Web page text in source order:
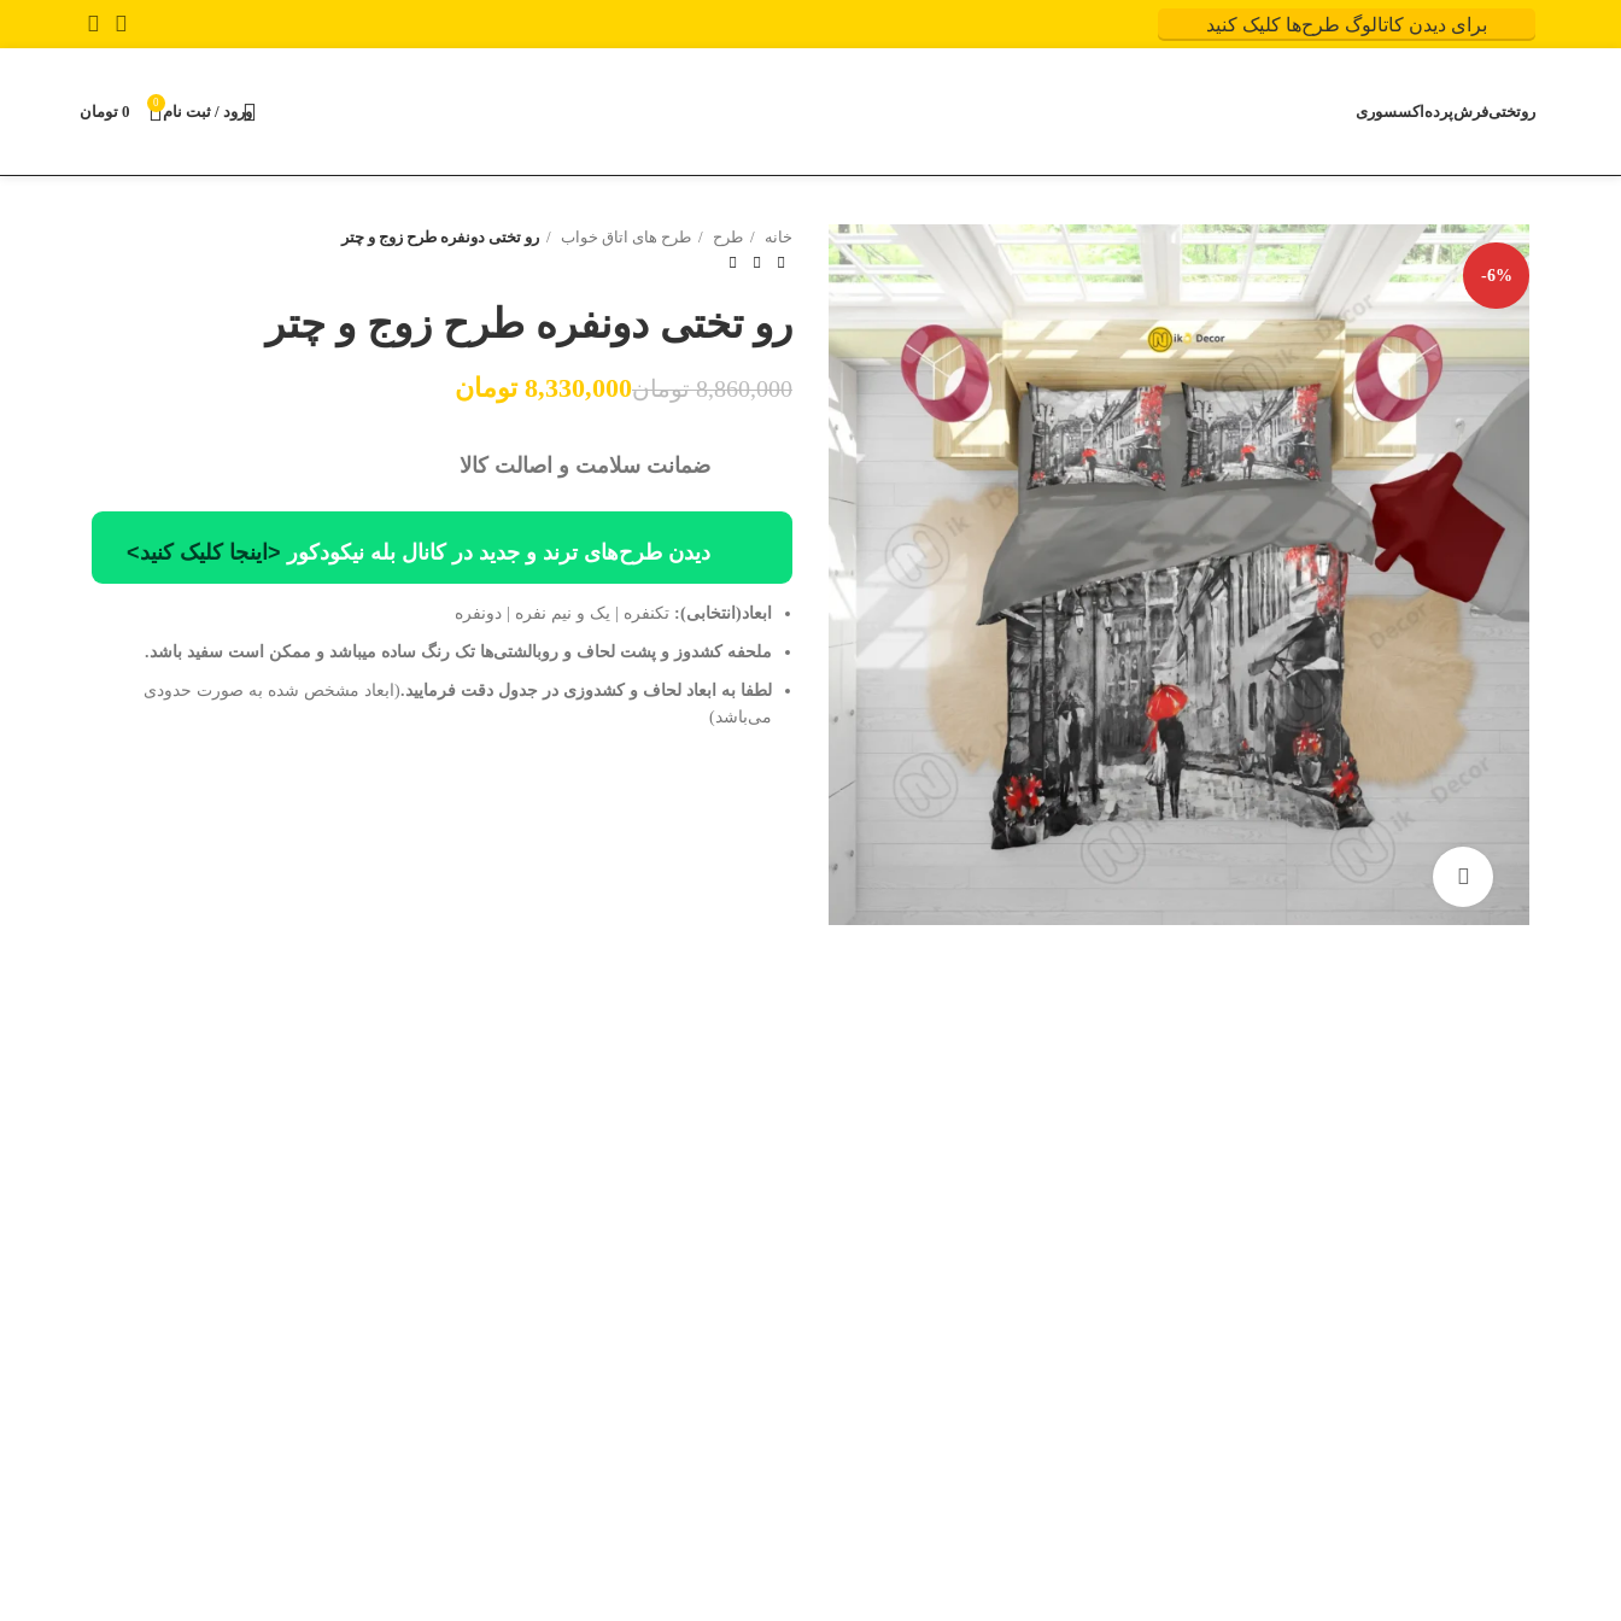
برای دیدن کاتالوگ طرح‌ها کلیک کنید
روتختیفرشپرده اکسسوری ورود / ثبت نام
0
0 تومان
-6%
برای بزرگنمایی کلیک کنید
خانه طرح طرح های اتاق خواب رو تختی دونفره طرح زوج و چتر
تومان
تومان
رو تختی دونفره طرح زوج و چتر
8,860,000 تومان8,330,000 تومان
ضمانت سلامت و اصالت کالا
دیدن طرح‌های ترند و جدید در کانال بله نیکودکور <اینجا کلیک کنید>
ابعاد(انتخابی): تکنفره | یک و نیم نفره | دونفره
ملحفه کشدوز و پشت لحاف و روبالشتی‌ها تک رنگ ساده میباشد و ممکن است سفید باشد.
لطفا به ابعاد لحاف و کشدوزی در جدول دقت فرمایید.(ابعاد مشخص شده به صورت حدودی
می‌باشد)